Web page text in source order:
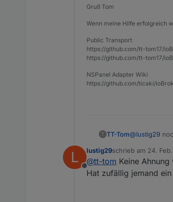
Gruß Tom
Wenn meine Hilfe erfolgreich
Public Transport
https://github.com/tt-tom17/
https://github.com/tt-tom17/
NSPanel Adapter Wiki
https://github.com/ticaki/
T TT-Tom@lustig29
L
Offline
lustig29schrieb am 24.
zuletzt editiert von
@tt-tom Keine
Hat zufällig jemand